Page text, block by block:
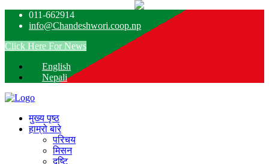
011-662914
info@Chandeshwori.coop.np
Click Here For News
English
Nepali
मुख्य पृष्ठ
हाम्रो बारे
परिचय
मिसन
दृष्टि